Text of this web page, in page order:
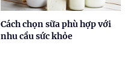
Cách chọn sữa phù hợp với
nhu cầu sức khỏe